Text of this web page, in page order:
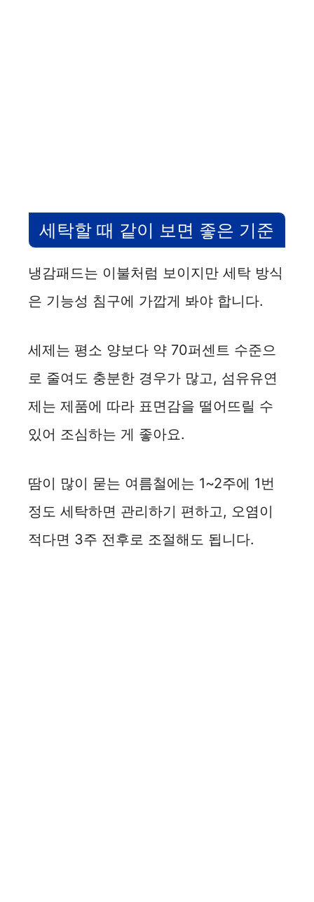
세탁할 때 같이 보면 좋은 기준
냉감패드는 이불처럼 보이지만 세탁 방식
은 기능성 침구에 가깝게 봐야 합니다.
세제는 평소 양보다 약 70퍼센트 수준으
로 줄여도 충분한 경우가 많고, 섬유유연
제는 제품에 따라 표면감을 떨어뜨릴 수
있어 조심하는 게 좋아요.
땀이 많이 묻는 여름철에는 1~2주에 1번
정도 세탁하면 관리하기 편하고, 오염이
적다면 3주 전후로 조절해도 됩니다.